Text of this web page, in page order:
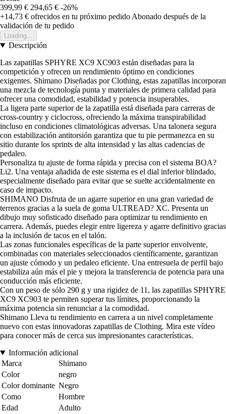
399,99 € 294,65 € -26%
+14,73 € ofrecidos en tu próximo pedido Abonado después de la
validación de tu pedido
Loading...
Descripción
Las zapatillas SPHYRE XC9 XC903 están diseñadas para la
competición y ofrecen un rendimiento óptimo en condiciones
exigentes. Shimano Diseñadas por Clothing, estas zapatillas incorporan
una mezcla de tecnología punta y materiales de primera calidad para
ofrecer una comodidad, estabilidad y potencia insuperables.
La ligera parte superior de la zapatilla está diseñada para carreras de
cross-country y ciclocross, ofreciendo la máxima transpirabilidad
incluso en condiciones climatológicas adversas. Una talonera segura
con estabilización antitorsión garantiza que tu pie permanezca en su
sitio durante los sprints de alta intensidad y las altas cadencias de
pedaleo.
Personaliza tu ajuste de forma rápida y precisa con el sistema BOA?
Li2. Una ventaja añadida de este sistema es el dial inferior blindado,
especialmente diseñado para evitar que se suelte accidentalmente en
caso de impacto.
SHIMANO Disfruta de un agarre superior en una gran variedad de
terrenos gracias a la suela de goma ULTREAD? XC. Presenta un
dibujo muy sofisticado diseñado para optimizar tu rendimiento en
carrera. Además, puedes elegir entre ligereza y agarre definitivo gracias
a la inclusión de tacos en el talón.
Las zonas funcionales específicas de la parte superior envolvente,
combinadas con materiales seleccionados científicamente, garantizan
un ajuste cómodo y un pedaleo eficiente. Una entresuela de perfil bajo
estabiliza aún más el pie y mejora la transferencia de potencia para una
conducción más eficiente.
Con un peso de sólo 290 g y una rigidez de 11, las zapatillas SPHYRE
XC9 XC903 te permiten superar tus límites, proporcionando la
máxima potencia sin renunciar a la comodidad.
Shimano Lleva tu rendimiento en carrera a un nivel completamente
nuevo con estas innovadoras zapatillas de Clothing. Mira este vídeo
para conocer más de cerca sus impresionantes características.
Información adicional
Marca
Shimano
Color
negro
Color dominante Negro
Como
Hombre
Edad
Adulto